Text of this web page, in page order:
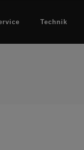
Technik